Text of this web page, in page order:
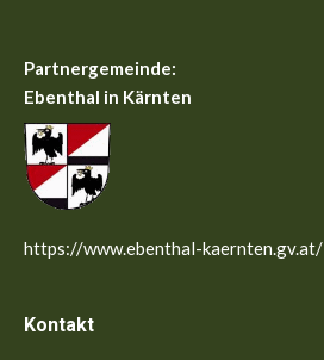
Partnergemeinde:
Ebenthal in Kärnten
https://www.ebenthal-kaernten.gv.at/
Kontakt